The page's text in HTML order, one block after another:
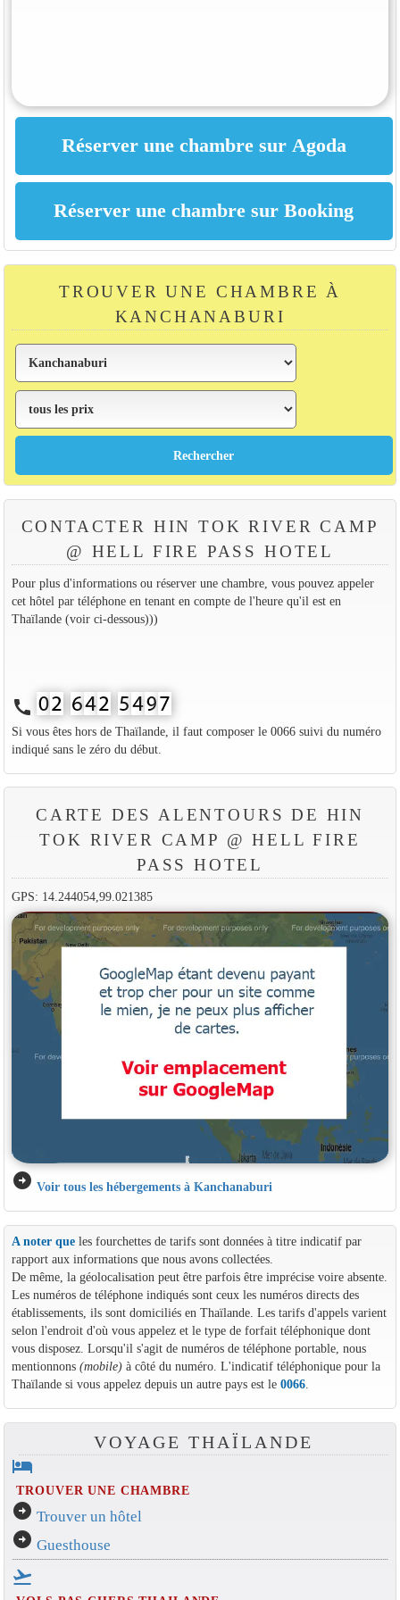
TROUVER UNE CHAMBRE À
KANCHANABURI
CONTACTER HIN TOK RIVER CAMP
@ HELL FIRE PASS HOTEL
Pour plus d'informations ou réserver une chambre, vous pouvez appeler
cet hôtel par téléphone en tenant en compte de l'heure qu'il est en
Thaïlande (voir ci-dessous)))
call
Si vous êtes hors de Thaïlande, il faut composer le 0066 suivi du numéro
indiqué sans le zéro du début.
CARTE DES ALENTOURS DE HIN
TOK RIVER CAMP @ HELL FIRE
PASS HOTEL
GPS: 14.244054,99.021385
arrow_circle_right Voir tous les hébergements à Kanchanaburi
A noter queles fourchettes de tarifs sont données à titre indicatif par
rapport aux informations que nous avons collectées.
De même, la géolocalisation peut être parfois être imprécise voire absente.
Les numéros de téléphone indiqués sont ceux les numéros directs des
établissements, ils sont domiciliés en Thaïlande. Les tarifs d'appels varient
selon l'endroit d'où vous appelez et le type de forfait téléphonique dont
vous disposez. Lorsqu'il s'agit de numéros de téléphone portable, nous
mentionnons (mobile)à côté du numéro. L'indicatif téléphonique pour la
Thaïlande si vous appelez depuis un autre pays est le 0066.
VOYAGE THAÏLANDE
hotel
TROUVER UNE CHAMBRE
arrow_circle_right Trouver un hôtel
arrow_circle_right Guesthouse
flight_takeoff